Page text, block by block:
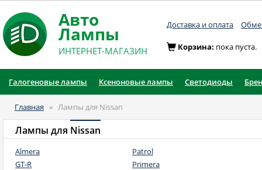
Авто
Лампы
ИНТЕРНЕТ-МАГАЗИН
Доставка и оплата
Корзина: пока пуста.
Галогеновые лампы Ксеноновые лампы Светодиоды
Главная » Лампы для Nissan
Лампы для Nissan
Almera
GT-R
Patrol
Primera